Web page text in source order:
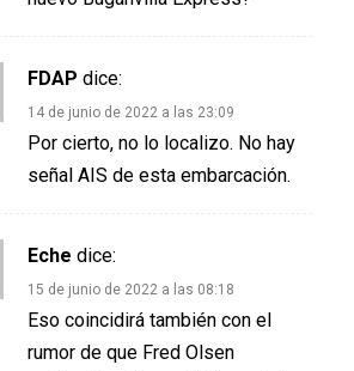
FDAP dice:
14 de junio de 2022 a las 23:09
Por cierto, no lo localizo. No hay
señal AIS de esta embarcación.
Eche dice:
15 de junio de 2022 a las 08:18
Eso coincidirá también con el
rumor de que Fred Olsen